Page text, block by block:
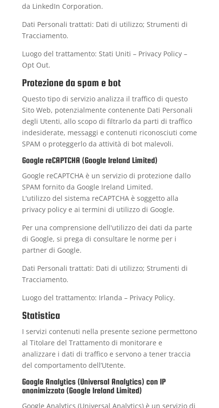
da LinkedIn Corporation.
Dati Personali trattati: Dati di utilizzo; Strumenti di
Tracciamento.
Luogo del trattamento: Stati Uniti – Privacy Policy–
Opt Out.
Protezione da spam e bot
Questo tipo di servizio analizza il traffico di questo
Sito Web, potenzialmente contenente Dati Personali
degli Utenti, allo scopo di filtrarlo da parti di traffico
indesiderate, messaggi e contenuti riconosciuti come
SPAM o proteggerlo da attività di bot malevoli.
Google reCAPTCHA (Google Ireland Limited)
Google reCAPTCHA è un servizio di protezione dallo
SPAM fornito da Google Ireland Limited.
L'utilizzo del sistema reCAPTCHA è soggetto alla
privacy policye ai termini di utilizzodi Google.
Per una comprensione dell'utilizzo dei dati da parte
di Google, si prega di consultare le norme per i
partner di Google.
Dati Personali trattati: Dati di utilizzo; Strumenti di
Tracciamento.
Luogo del trattamento: Irlanda – Privacy Policy.
Statistica
I servizi contenuti nella presente sezione permettono
al Titolare del Trattamento di monitorare e
analizzare i dati di traffico e servono a tener traccia
del comportamento dell’Utente.
Google Analytics (Universal Analytics) con IP
anonimizzato (Google Ireland Limited)
Google Analytics (Universal Analytics) è un servizio di